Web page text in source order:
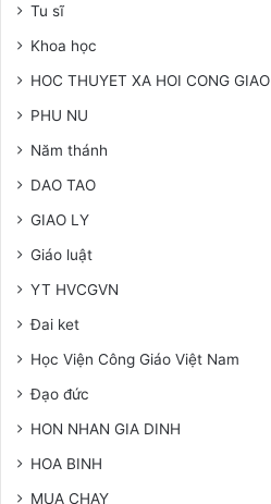
Tu sĩ
Khoa học
HOC THUYET XA HOI CONG GIAO
PHU NU
Năm thánh
DAO TAO
GIAO LY
Giáo luật
YT HVCGVN
Đai ket
Học Viện Công Giáo Việt Nam
Đạo đức
HON NHAN GIA DINH
HOA BINH
MUA CHAY